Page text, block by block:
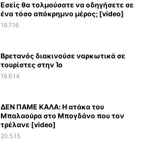
Εσείς θα τολμούσατε να οδηγήσετε σε
ένα τόσο απόκρημνο μέρος; [video]
19.7.16
Βρετανός διακινούσε ναρκωτικά σε
τουρίστες στην Ίο
18.6.14
ΔΕΝ ΠΑΜΕ ΚΑΛΑ: Η ατάκα του
Μπαλαούρα στο Μπογδάνο που τον
τρέλανε [video]
20.5.15